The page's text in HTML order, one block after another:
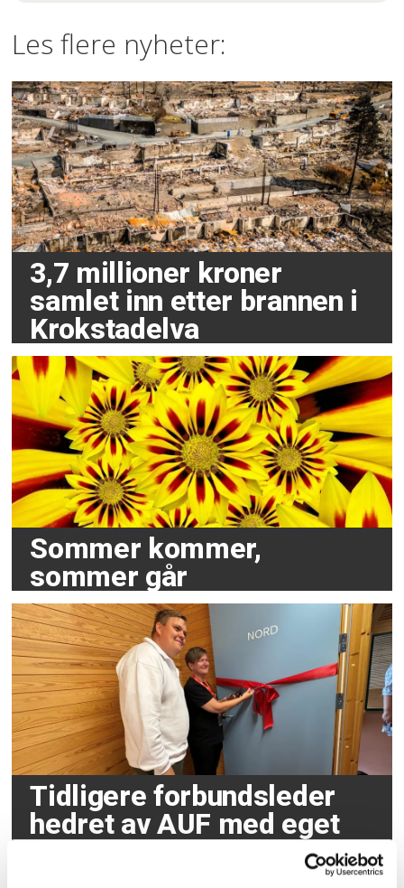
Les flere nyheter:
3,7 millioner kroner
samlet inn etter brannen i
Krokstadelva
Sommer kommer,
sommer går
Tidligere forbundsleder
hedret av AUF med eget